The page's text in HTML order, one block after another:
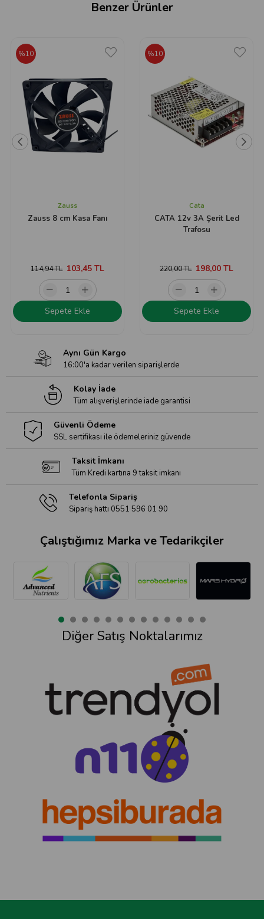
Benzer Ürünler
Zauss
Zauss 8 cm Kasa Fanı
103,45 TL
114,94 TL
%10
Sepete Ekle
Cata
CATA 12v 3A Şerit Led
Trafosu
198,00 TL
220,00 TL
%10
Sepete Ekle
Aynı Gün Kargo
16:00'a kadar verilen siparişlerde
Kolay İade
Tüm alışverişlerinde iade garantisi
Güvenli Ödeme
SSL sertifikası ile ödemeleriniz güvende
Taksit İmkanı
Tüm Kredi kartına 9 taksit imkanı
Telefonla Sipariş
Sipariş hattı 0551 596 01 90
Çalıştığımız Marka ve Tedarikçiler
Diğer Satış Noktalarımız